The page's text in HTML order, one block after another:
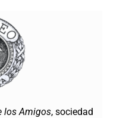
los Amigos, sociedad